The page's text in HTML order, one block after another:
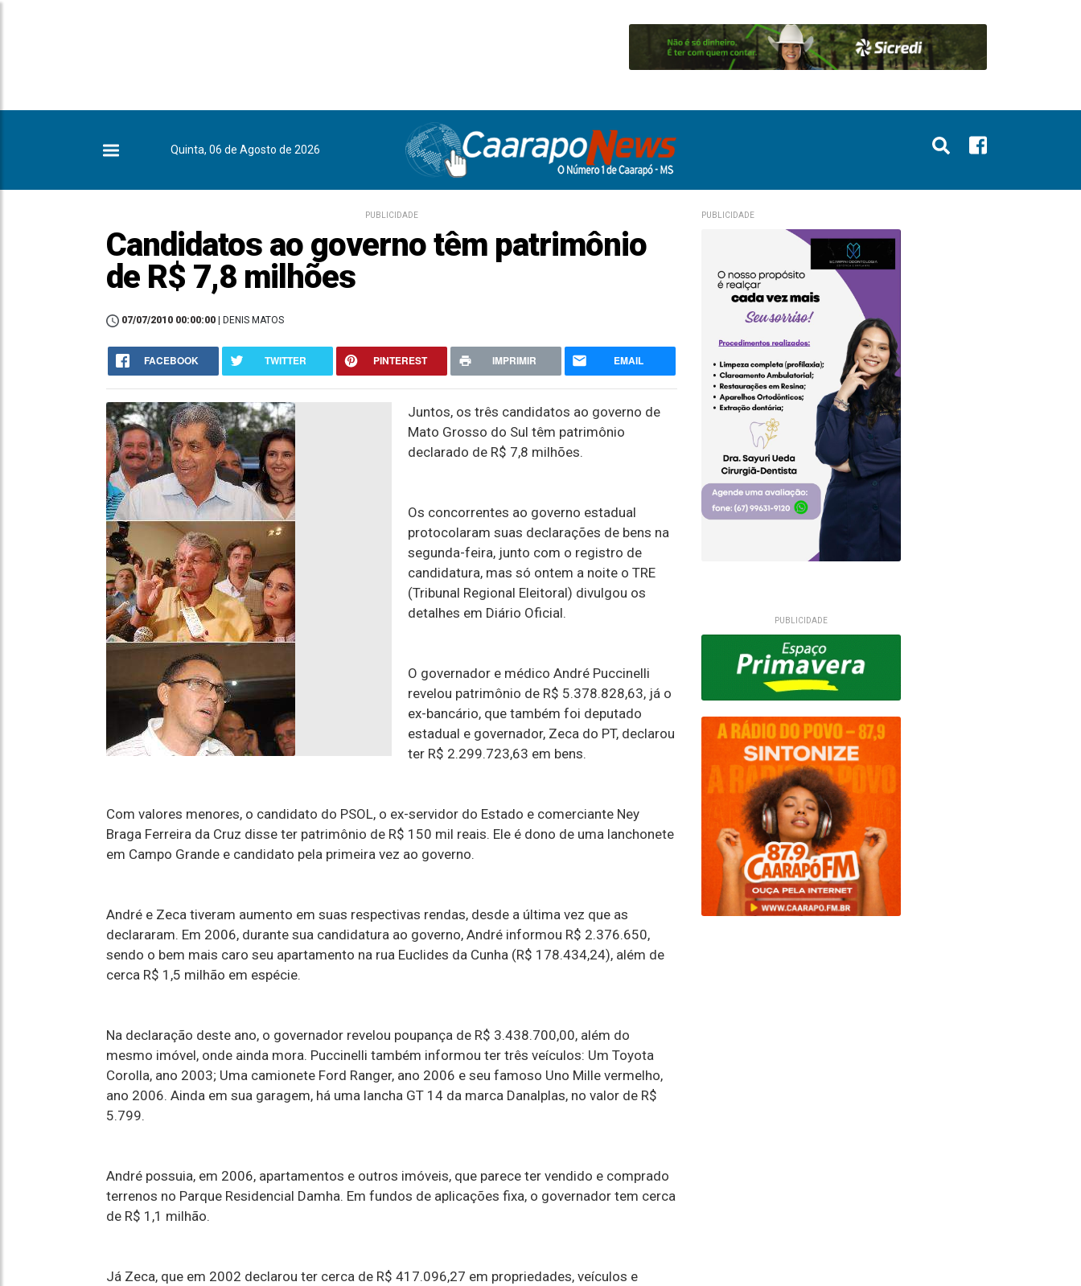
Quinta, 06 de Agosto de 2026
PUBLICIDADE
Candidatos ao governo têm patrimônio
de R$ 7,8 milhões
07/07/2010 00:00:00 | DENIS MATOS
FACEBOOK TWITTER PINTEREST IMPRIMIR EMAIL
Juntos, os três candidatos ao governo de
Mato Grosso do Sul têm patrimônio
declarado de R$ 7,8 milhões.
Os concorrentes ao governo estadual
protocolaram suas declarações de bens na
segunda-feira, junto com o registro de
candidatura, mas só ontem a noite o TRE
(Tribunal Regional Eleitoral) divulgou os
detalhes em Diário Oficial.
O governador e médico André Puccinelli
revelou patrimônio de R$ 5.378.828,63, já o
ex-bancário, que também foi deputado
estadual e governador, Zeca do PT, declarou
ter R$ 2.299.723,63 em bens.
Com valores menores, o candidato do PSOL, o ex-servidor do Estado e comerciante Ney
Braga Ferreira da Cruz disse ter patrimônio de R$ 150 mil reais. Ele é dono de uma lanchonete
em Campo Grande e candidato pela primeira vez ao governo.
André e Zeca tiveram aumento em suas respectivas rendas, desde a última vez que as
declararam. Em 2006, durante sua candidatura ao governo, André informou R$ 2.376.650,
sendo o bem mais caro seu apartamento na rua Euclides da Cunha (R$ 178.434,24), além de
cerca R$ 1,5 milhão em espécie.
Na declaração deste ano, o governador revelou poupança de R$ 3.438.700,00, além do
mesmo imóvel, onde ainda mora. Puccinelli também informou ter três veículos: Um Toyota
Corolla, ano 2003; Uma camionete Ford Ranger, ano 2006 e seu famoso Uno Mille vermelho,
ano 2006. Ainda em sua garagem, há uma lancha GT 14 da marca Danalplas, no valor de R$
5.799.
André possuia, em 2006, apartamentos e outros imóveis, que parece ter vendido e comprado
terrenos no Parque Residencial Damha. Em fundos de aplicações fixa, o governador tem cerca
de R$ 1,1 milhão.
Já Zeca, que em 2002 declarou ter cerca de R$ 417.096,27 em propriedades, veículos e
PUBLICIDADE
PUBLICIDADE